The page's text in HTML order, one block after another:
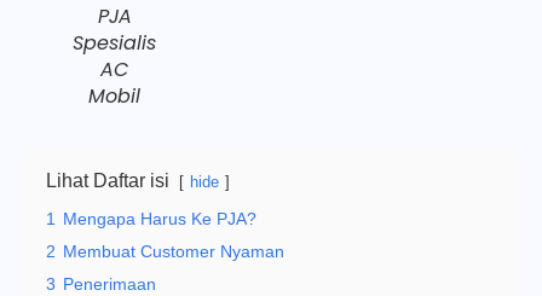
PJA
Spesialis
AC
Mobil
Lihat Daftar isi hide
1
Mengapa Harus Ke PJA?
2 Membuat Customer Nyaman
3 Penerimaan